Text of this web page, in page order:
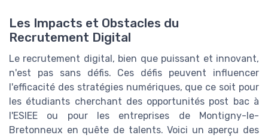
Les Impacts et Obstacles du
Recrutement Digital
Le recrutement digital, bien que puissant et innovant,
n'est pas sans défis. Ces défis peuvent influencer
l'efficacité des stratégies numériques, que ce soit pour
les étudiants cherchant des opportunités post bac à
l'ESIEE ou pour les entreprises de Montigny-le-
Bretonneux en quête de talents. Voici un aperçu des